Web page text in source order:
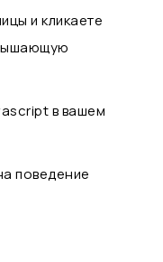
и кликаете
в вашем
поведение